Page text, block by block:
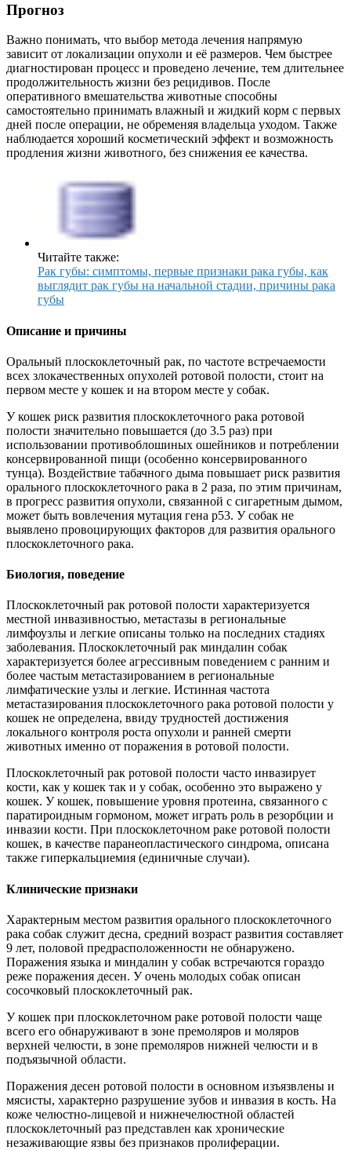
Прогноз
Важно понимать, что выбор метода лечения напрямую
зависит от локализации опухоли и её размеров. Чем быстрее
диагностирован процесс и проведено лечение, тем длительнее
продолжительность жизни без рецидивов. После
оперативного вмешательства животные способны
самостоятельно принимать влажный и жидкий корм с первых
дней после операции, не обременяя владельца уходом. Также
наблюдается хороший косметический эффект и возможность
продления жизни животного, без снижения ее качества.
Читайте также:
Рак губы: симптомы, первые признаки рака губы, как
выглядит рак губы на начальной стадии, причины рака
губы
Описание и причины
Оральный плоскоклеточный рак, по частоте встречаемости
всех злокачественных опухолей ротовой полости, стоит на
первом месте у кошек и на втором месте у собак.
У кошек риск развития плоскоклеточного рака ротовой
полости значительно повышается (до 3.5 раз) при
использовании противоблошиных ошейников и потреблении
консервированной пищи (особенно консервированного
тунца). Воздействие табачного дыма повышает риск развития
орального плоскоклеточного рака в 2 раза, по этим причинам,
в прогресс развития опухоли, связанной с сигаретным дымом,
может быть вовлечения мутация гена p53. У собак не
выявлено провоцирующих факторов для развития орального
плоскоклеточного рака.
Биология, поведение
Плоскоклеточный рак ротовой полости характеризуется
местной инвазивностью, метастазы в региональные
лимфоузлы и легкие описаны только на последних стадиях
заболевания. Плоскоклеточный рак миндалин собак
характеризуется более агрессивным поведением с ранним и
более частым метастазированием в региональные
лимфатические узлы и легкие. Истинная частота
метастазирования плоскоклеточного рака ротовой полости у
кошек не определена, ввиду трудностей достижения
локального контроля роста опухоли и ранней смерти
животных именно от поражения в ротовой полости.
Плоскоклеточный рак ротовой полости часто инвазирует
кости, как у кошек так и у собак, особенно это выражено у
кошек. У кошек, повышение уровня протеина, связанного с
паратироидным гормоном, может играть роль в резорбции и
инвазии кости. При плоскоклеточном раке ротовой полости
кошек, в качестве паранеопластического синдрома, описана
также гиперкальциемия (единичные случаи).
Клинические признаки
Характерным местом развития орального плоскоклеточного
рака собак служит десна, средний возраст развития составляет
9 лет, половой предрасположенности не обнаружено.
Поражения языка и миндалин у собак встречаются гораздо
реже поражения десен. У очень молодых собак описан
сосочковый плоскоклеточный рак.
У кошек при плоскоклеточном раке ротовой полости чаще
всего его обнаруживают в зоне премоляров и моляров
верхней челюсти, в зоне премоляров нижней челюсти и в
подъязычной области.
Поражения десен ротовой полости в основном изъязвлены и
мясисты, характерно разрушение зубов и инвазия в кость. На
коже челюстно-лицевой и нижнечелюстной областей
плоскоклеточный раз представлен как хронические
незаживающие язвы без признаков пролиферации.